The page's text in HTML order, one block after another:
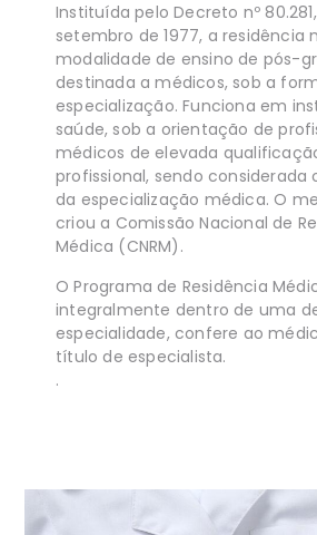
Instituída pelo Decreto nº
setembro de 1977, a residência
modalidade de ensino de pós-
destinada a médicos, sob a
especialização. Funciona em
saúde, sob a orientação de
médicos de elevada
profissional, sendo considerada
da especialização médica. O
criou a Comissão Nacional de
Médica (CNRM).
O Programa de Residência
integralmente dentro de uma
especialidade, confere ao
título de especialista.
.